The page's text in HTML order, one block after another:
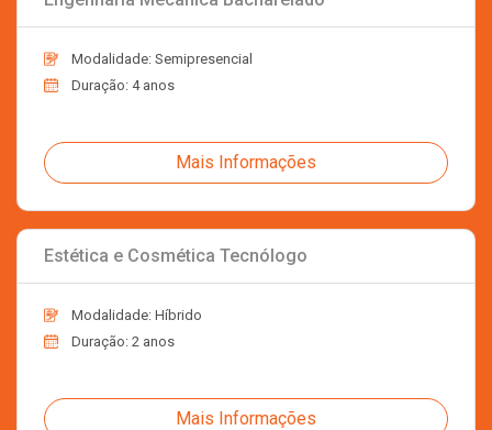
Modalidade: Semipresencial
Duração: 4 anos
Mais Informações
Estética e Cosmética Tecnólogo
Modalidade: Híbrido
Duração: 2 anos
Mais Informações